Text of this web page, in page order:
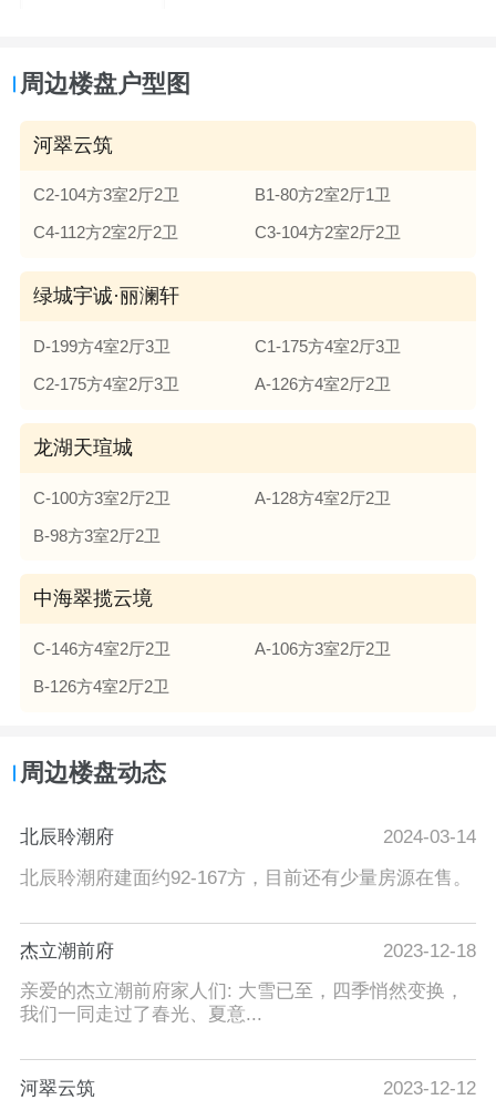
周边楼盘户型图
河翠云筑
C2-104方3室2厅2卫
B1-80方2室2厅1卫
C4-112方2室2厅2卫
C3-104方2室2厅2卫
绿城宇诚·丽澜轩
D-199方4室2厅3卫
C1-175方4室2厅3卫
C2-175方4室2厅3卫
A-126方4室2厅2卫
龙湖天瑄城
C-100方3室2厅2卫
A-128方4室2厅2卫
B-98方3室2厅2卫
中海翠揽云境
C-146方4室2厅2卫
A-106方3室2厅2卫
B-126方4室2厅2卫
周边楼盘动态
北辰聆潮府
2024-03-14
北辰聆潮府建面约92-167方，目前还有少量房源在售。
杰立潮前府
2023-12-18
亲爱的杰立潮前府家人们: 大雪已至，四季悄然变换，
我们一同走过了春光、夏意...
河翠云筑
2023-12-12